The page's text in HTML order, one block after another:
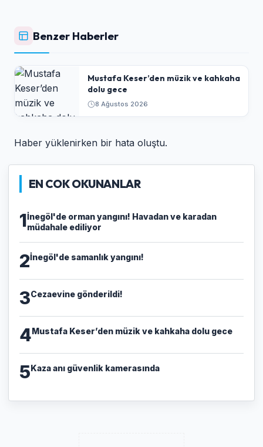
Benzer Haberler
Mustafa Keser’den müzik ve kahkaha
dolu gece
8 Ağustos 2026
Haber yüklenirken bir hata oluştu.
EN COK OKUNANLAR
1İnegöl'de orman yangını! Havadan ve karadan
müdahale ediliyor
2İnegöl'de samanlık yangını!
3Cezaevine gönderildi!
4Mustafa Keser’den müzik ve kahkaha dolu gece
5Kaza anı güvenlik kamerasında